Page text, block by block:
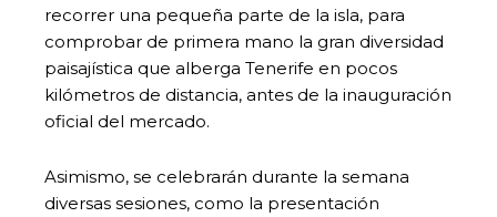
recorrer una pequeña parte de la isla, para
comprobar de primera mano la gran diversidad
paisajística que alberga Tenerife en pocos
kilómetros de distancia, antes de la inauguración
oficial del mercado.
Asimismo, se celebrarán durante la semana
diversas sesiones, como la presentación